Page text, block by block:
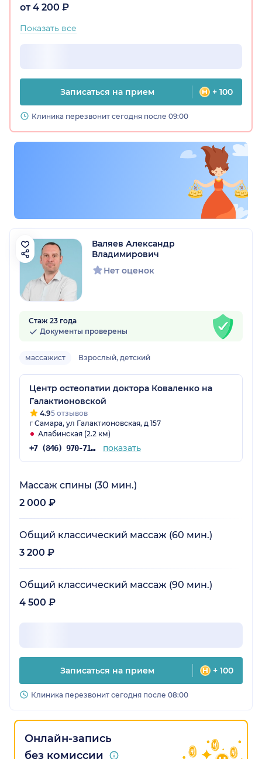
от 4 200 ₽
Показать все
Записаться на прием + 100
Клиника перезвонит сегодня после 09:00
Валяев Александр
Владимирович
Нет оценок
Стаж 23 года
Документы проверены
массажист Взрослый, детский
Центр остеопатии доктора Коваленко на
Галактионовской
4.95 отзывов
г Самара, ул Галактионовская, д 157
Алабинская (2.2 км)
+7 (846) 970-71-59 показать
Массаж спины (30 мин.)
2 000 ₽
Общий классический массаж (60 мин.)
3 200 ₽
Общий классический массаж (90 мин.)
4 500 ₽
Записаться на прием + 100
Клиника перезвонит сегодня после 08:00
Онлайн-запись
без комиссии